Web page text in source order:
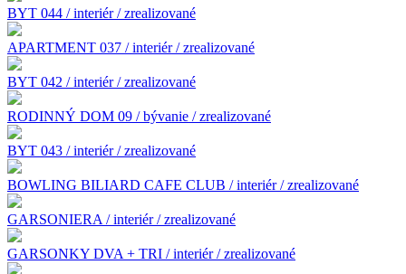
BYT 044 / interiér / zrealizované
APARTMENT 037 / interiér / zrealizované
BYT 042 / interiér / zrealizované
RODINNÝ DOM 09 / bývanie / zrealizované
BYT 043 / interiér / zrealizované
BOWLING BILIARD CAFE CLUB / interiér / zrealizované
GARSONIERA / interiér / zrealizované
GARSONKY DVA + TRI / interiér / zrealizované